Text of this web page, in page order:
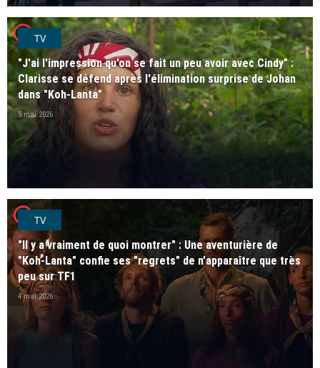
player2TV
"J'ai l'impression qu'on se fait un peu avoir avec Cindy" :
Clarisse se défend après l'élimination surprise de Johan
dans "Koh-Lanta"
5 mai 2026
player2TV
"Il y a vraiment de quoi montrer" : Une aventurière de
"Koh-Lanta" confie ses "regrets" de n’apparaître que très
peu sur TF1
4 mai 2026